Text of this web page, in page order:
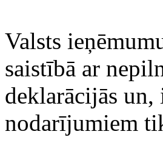
Valsts
saistībā ar
deklarācijās
nodarījumiem